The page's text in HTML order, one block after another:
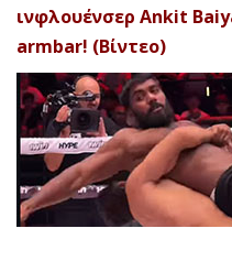
ινφλουένσερ Ankit
armbar! (Βίντεο)